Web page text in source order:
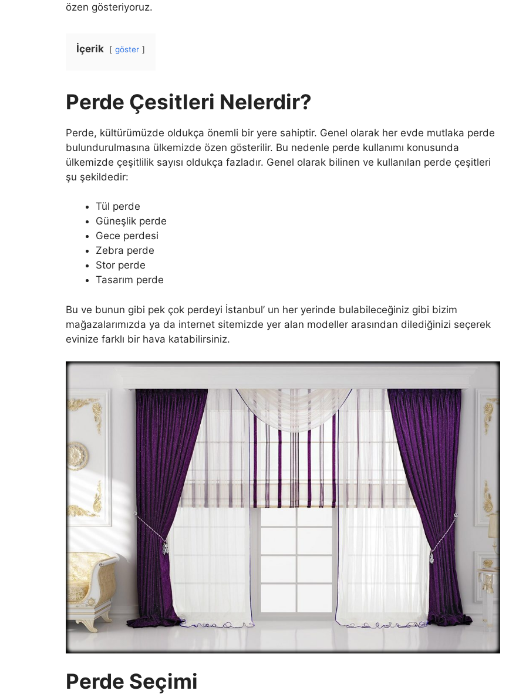
özen gösteriyoruz.
İçerik göster
Perde Çesitleri Nelerdir?
Perde, kültürümüzde oldukça önemli bir yere sahiptir. Genel olarak her evde mutlaka perde
bulundurulmasına ülkemizde özen gösterilir. Bu nedenle perde kullanımı konusunda
ülkemizde çeşitlilik sayısı oldukça fazladır. Genel olarak bilinen ve kullanılan perde çeşitleri
şu şekildedir:
Tül perde
Güneşlik perde
Gece perdesi
Zebra perde
Stor perde
Tasarım perde
Bu ve bunun gibi pek çok perdeyi İstanbul’ un her yerinde bulabileceğiniz gibi bizim
mağazalarımızda ya da internet sitemizde yer alan modeller arasından dilediğinizi seçerek
evinize farklı bir hava katabilirsiniz.
Perde Seçimi